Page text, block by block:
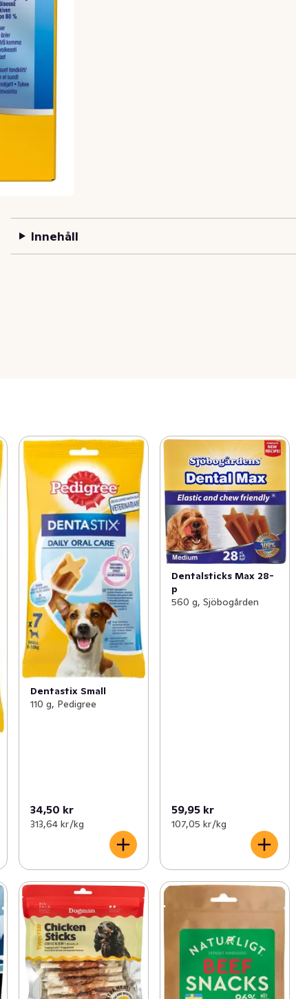
Innehåll
Dentastix Small
110 g, Pedigree
34,50 kr
313,64 kr /kg
Dentalsticks Max 28-
p
560 g, Sjöbogården
59,95 kr
107,05 kr /kg